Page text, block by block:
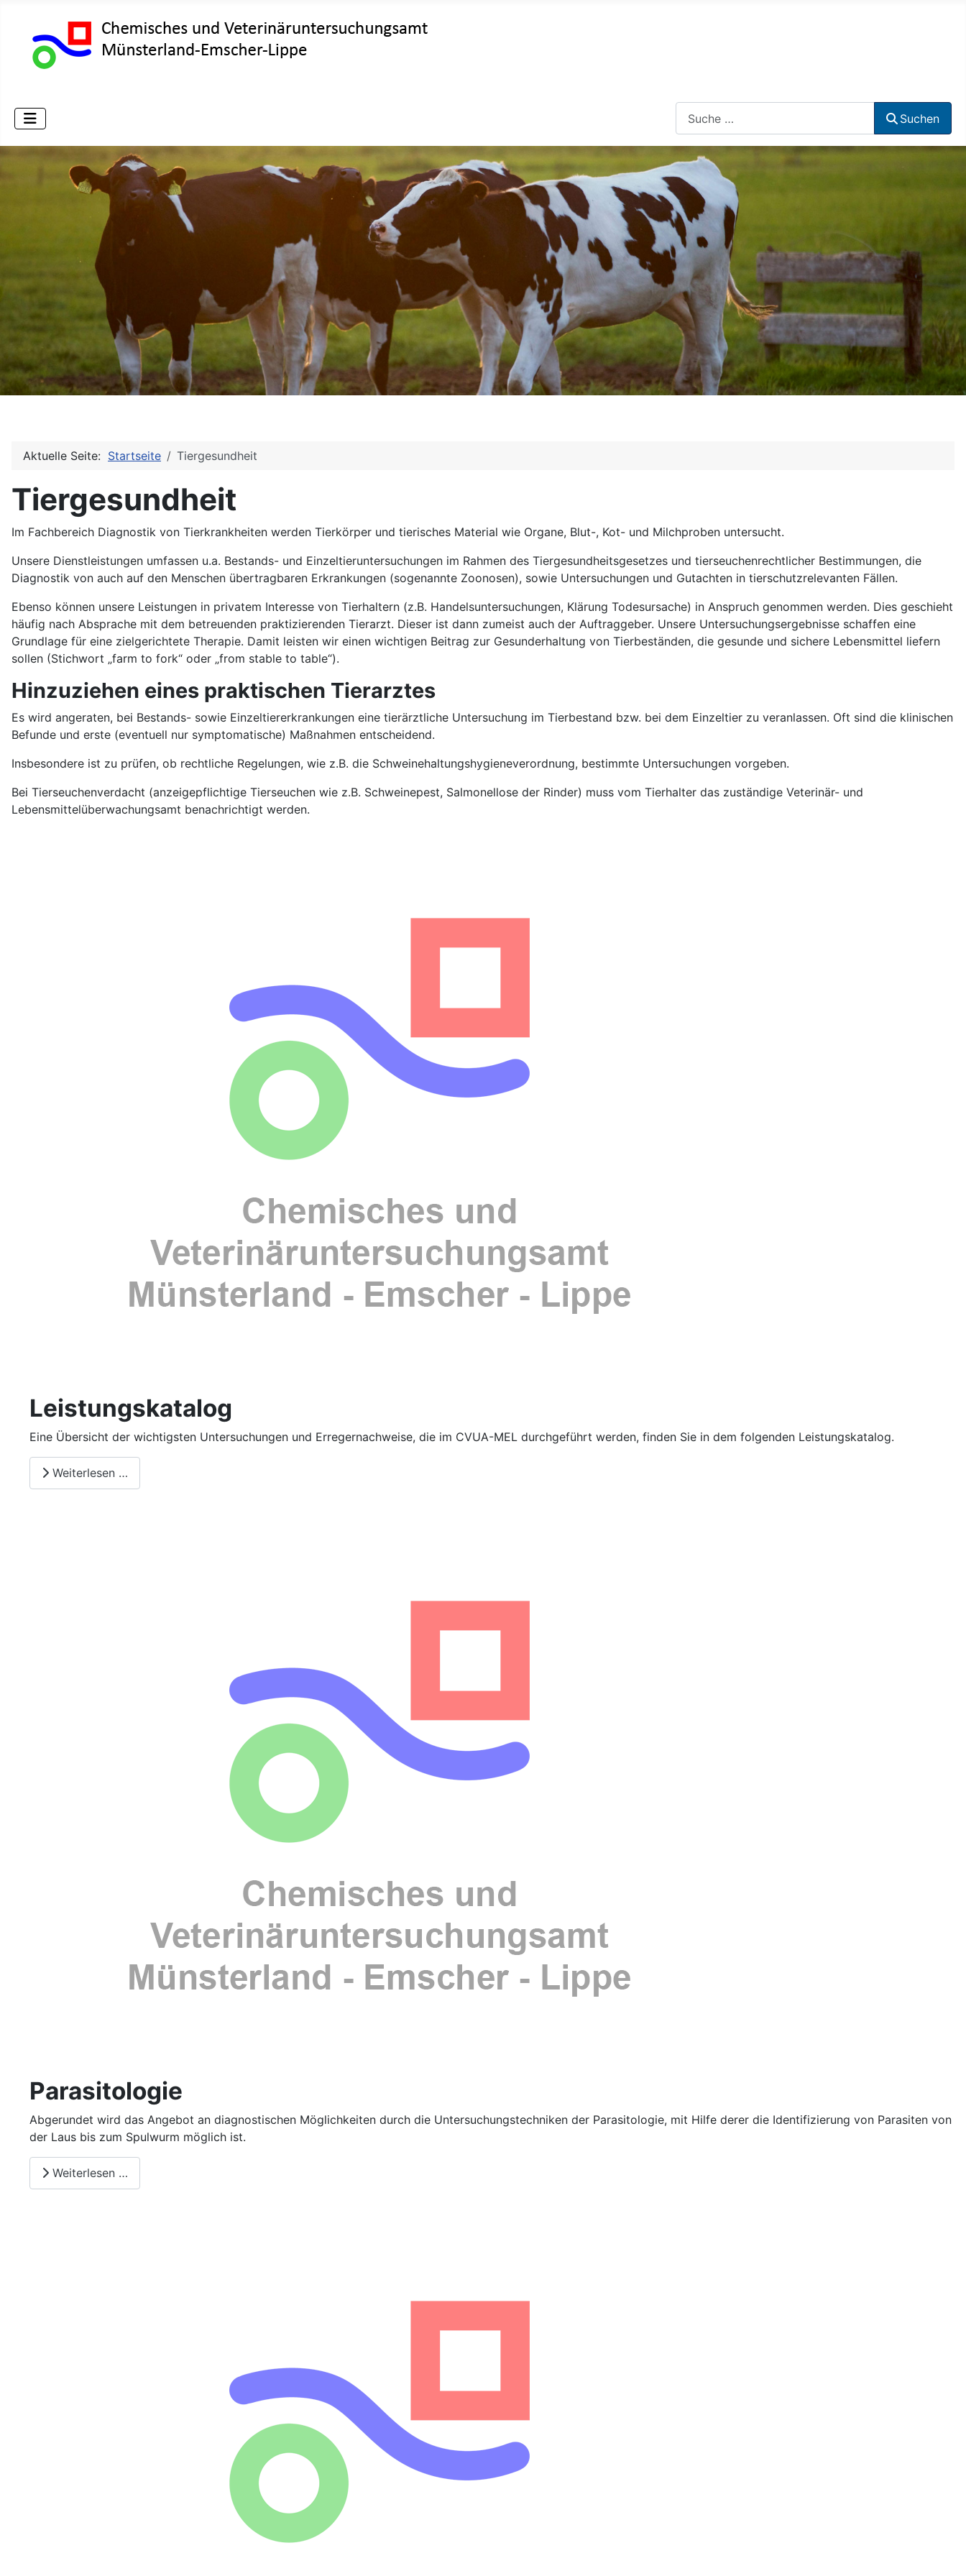
Suchen
Aktuelle Seite: Startseite Tiergesundheit
Tiergesundheit
Im Fachbereich Diagnostik von Tierkrankheiten werden Tierkörper und tierisches Material wie Organe, Blut-, Kot- und Milchproben untersucht.
Unsere Dienstleistungen umfassen u.a. Bestands- und Einzeltieruntersuchungen im Rahmen des Tiergesundheitsgesetzes und tierseuchenrechtlicher Bestimmungen, die
Diagnostik von auch auf den Menschen übertragbaren Erkrankungen (sogenannte Zoonosen), sowie Untersuchungen und Gutachten in tierschutzrelevanten Fällen.
Ebenso können unsere Leistungen in privatem Interesse von Tierhaltern (z.B. Handelsuntersuchungen, Klärung Todesursache) in Anspruch genommen werden. Dies geschieht
häufig nach Absprache mit dem betreuenden praktizierenden Tierarzt. Dieser ist dann zumeist auch der Auftraggeber. Unsere Untersuchungsergebnisse schaffen eine
Grundlage für eine zielgerichtete Therapie. Damit leisten wir einen wichtigen Beitrag zur Gesunderhaltung von Tierbeständen, die gesunde und sichere Lebensmittel liefern
sollen (Stichwort „farm to fork“ oder „from stable to table“).
Hinzuziehen eines praktischen Tierarztes
Es wird angeraten, bei Bestands- sowie Einzeltiererkrankungen eine tierärztliche Untersuchung im Tierbestand bzw. bei dem Einzeltier zu veranlassen. Oft sind die klinischen
Befunde und erste (eventuell nur symptomatische) Maßnahmen entscheidend.
Insbesondere ist zu prüfen, ob rechtliche Regelungen, wie z.B. die Schweinehaltungshygieneverordnung, bestimmte Untersuchungen vorgeben.
Bei Tierseuchenverdacht (anzeigepflichtige Tierseuchen wie z.B. Schweinepest, Salmonellose der Rinder) muss vom Tierhalter das zuständige Veterinär- und
Lebensmittelüberwachungsamt benachrichtigt werden.
Leistungskatalog
Eine Übersicht der wichtigsten Untersuchungen und Erregernachweise, die im CVUA-MEL durchgeführt werden, finden Sie in dem folgenden Leistungskatalog.
Weiterlesen …
Parasitologie
Abgerundet wird das Angebot an diagnostischen Möglichkeiten durch die Untersuchungstechniken der Parasitologie, mit Hilfe derer die Identifizierung von Parasiten von
der Laus bis zum Spulwurm möglich ist.
Weiterlesen …